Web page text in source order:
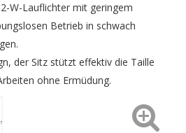
W-Lauflichter mit geringem
Betrieb in schwach
der Sitz stützt effektiv die Taille
ohne Ermüdung.